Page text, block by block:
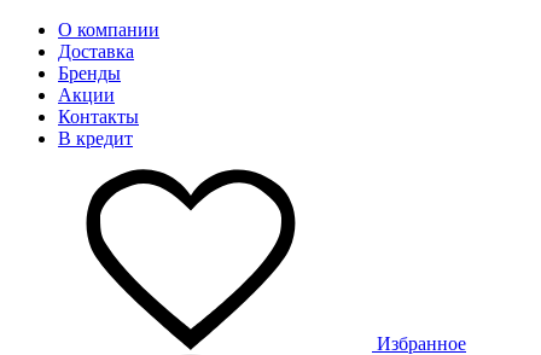
О компании
Доставка
Бренды
Акции
Контакты
В кредит
Избранное